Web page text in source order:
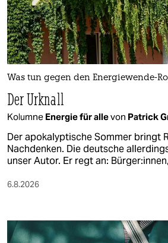
Was tun gegen den Energiewende-
Der Urknall
Kolumne Energie für allevon Patrick
Der apokalyptische Sommer bringt
Nachdenken. Die deutsche
unser Autor. Er regt an:
6.8.2026